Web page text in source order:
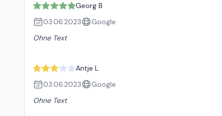
Georg B
03.06.2023
Google
Ohne Text
Antje L
03.06.2023
Google
Ohne Text